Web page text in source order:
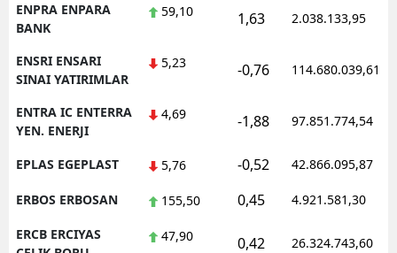
ENPRA ENPARA
BANK
59,10 1,63 2.038.133,95
ENSRI ENSARI
SINAI YATIRIMLAR
5,23 -0,76 114.680.039,61
ENTRA IC ENTERRA
YEN. ENERJI
4,69 -1,88 97.851.774,54
EPLAS EGEPLAST 5,76 -0,52 42.866.095,87
ERBOS ERBOSAN 155,50 0,45 4.921.581,30
ERCB ERCIYAS
47,90 0,42 26.324.743,60